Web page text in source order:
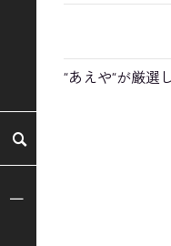
“あえや“が厳選